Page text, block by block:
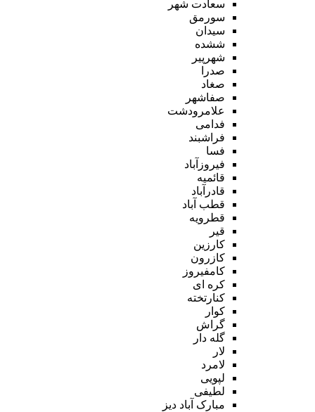
سعادت شهر
سورمق
سیدان
ششده
شهرپیر
صدرا
صغاد
صفاشهر
علامرودشت
فدامی
فراشبند
فسا
فیروزآباد
قائمیه
قادرآباد
قطب آباد
قطرویه
قیر
کارزین
کازرون
کامفیروز
کره ای
کنارتخته
کوار
گراش
گله دار
لار
لامرد
لپویی
لطیفی
مبارک آباد دیز